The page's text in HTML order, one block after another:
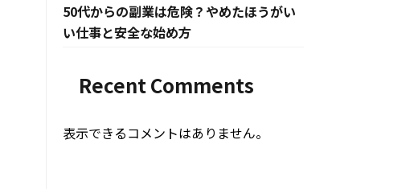
50代からの副業は危険？やめたほうがい
い仕事と安全な始め方
Recent Comments
表示できるコメントはありません。